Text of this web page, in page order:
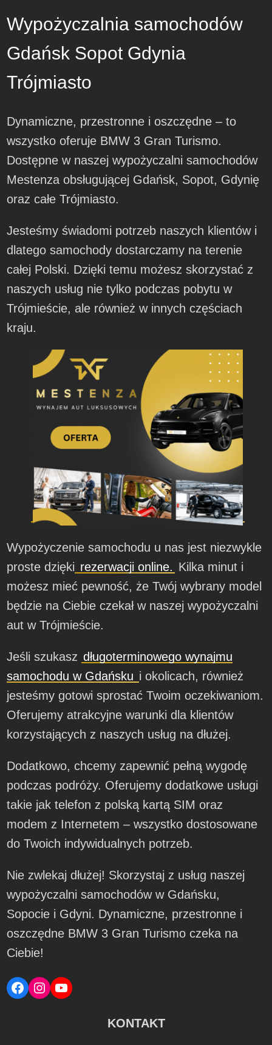
Wypożyczalnia samochodów
Gdańsk Sopot Gdynia
Trójmiasto
Dynamiczne, przestronne i oszczędne – to
wszystko oferuje BMW 3 Gran Turismo.
Dostępne w naszej wypożyczalni samochodów
Mestenza obsługującej Gdańsk, Sopot, Gdynię
oraz całe Trójmiasto.
Jesteśmy świadomi potrzeb naszych klientów i
dlatego samochody dostarczamy na terenie
całej Polski. Dzięki temu możesz skorzystać z
naszych usług nie tylko podczas pobytu w
Trójmieście, ale również w innych częściach
kraju.
Wypożyczenie samochodu u nas jest niezwykle
proste dzięki rezerwacji online. Kilka minut i
możesz mieć pewność, że Twój wybrany model
będzie na Ciebie czekał w naszej wypożyczalni
aut w Trójmieście.
Jeśli szukasz długoterminowego wynajmu
samochodu w Gdańsku i okolicach, również
jesteśmy gotowi sprostać Twoim oczekiwaniom.
Oferujemy atrakcyjne warunki dla klientów
korzystających z naszych usług na dłużej.
Dodatkowo, chcemy zapewnić pełną wygodę
podczas podróży. Oferujemy dodatkowe usługi
takie jak telefon z polską kartą SIM oraz
modem z Internetem – wszystko dostosowane
do Twoich indywidualnych potrzeb.
Nie zwlekaj dłużej! Skorzystaj z usług naszej
wypożyczalni samochodów w Gdańsku,
Sopocie i Gdyni. Dynamiczne, przestronne i
oszczędne BMW 3 Gran Turismo czeka na
Ciebie!
Facebook
Instagram
YouTube
KONTAKT